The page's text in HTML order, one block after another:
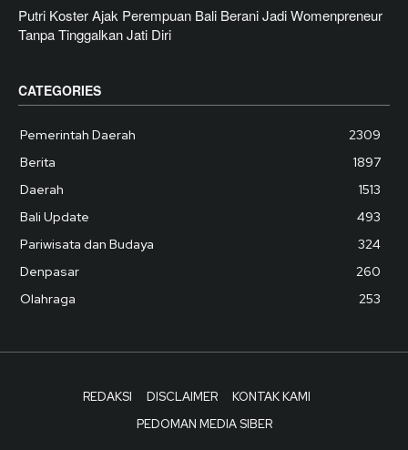
Putri Koster Ajak Perempuan Bali Berani Jadi Womenpreneur
Tanpa Tinggalkan Jati Diri
CATEGORIES
Pemerintah Daerah
2309
Berita
1897
Daerah
1513
Bali Update
493
Pariwisata dan Budaya
324
Denpasar
260
Olahraga
253
REDAKSI DISCLAIMER
KONTAK KAMI
PEDOMAN MEDIA SIBER